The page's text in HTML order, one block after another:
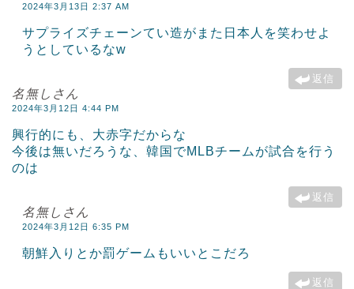
2024年3月13日 2:37 AM
サプライズチェーンてい造がまた日本人を笑わせよ
うとしているなw
返信
名無しさん
2024年3月12日 4:44 PM
興行的にも、大赤字だからな
今後は無いだろうな、韓国でMLBチームが試合を行う
のは
返信
名無しさん
2024年3月12日 6:35 PM
朝鮮入りとか罰ゲームもいいとこだろ
返信